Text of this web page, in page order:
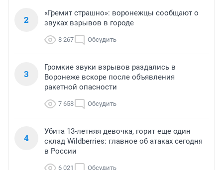
2
«Гремит страшно»: воронежцы сообщают о
звуках взрывов в городе
8 267 Обсудить
3
Громкие звуки взрывов раздались в
Воронеже вскоре после объявления
ракетной опасности
7 658 Обсудить
4
Убита 13-летняя девочка, горит еще один
склад Wildberries: главное об атаках сегодня
в России
6 021 Обсудить